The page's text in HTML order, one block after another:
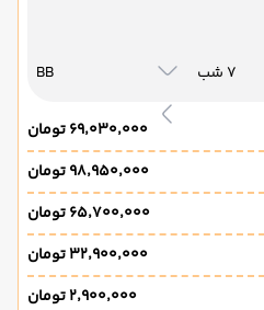
7 شب BB
۶۹٬۰۳۰٬۰۰۰ تومان
۹۸٬۹۵۰٬۰۰۰ تومان
۶۵٬۷۰۰٬۰۰۰ تومان
۳۲٬۹۰۰٬۰۰۰ تومان
۲٬۹۰۰٬۰۰۰ تومان